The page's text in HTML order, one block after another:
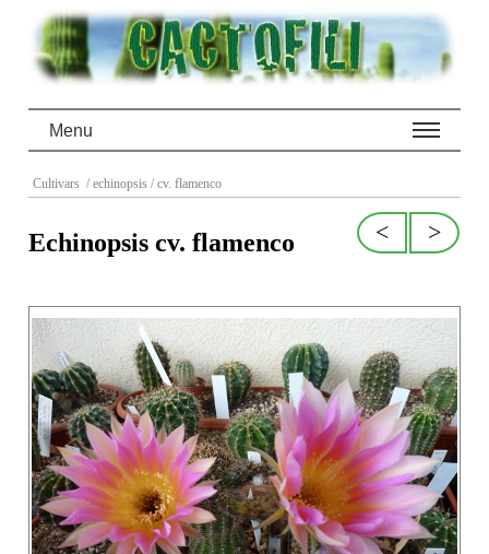
Menu
Cultivars / echinopsis / cv. flamenco
>
<
Echinopsis cv. flamenco